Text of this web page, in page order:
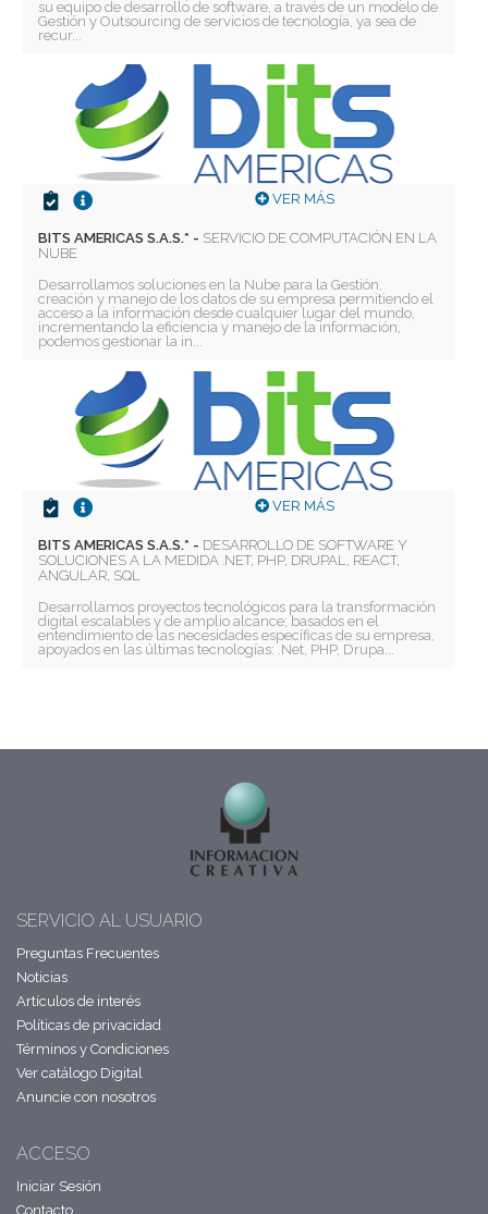
su equipo de desarrollo de software, a través de un modelo de
Gestión y Outsourcing de servicios de tecnología, ya sea de
recur...
VER MÁS
BITS AMERICAS S.A.S.* - SERVICIO DE COMPUTACIÓN EN LA
NUBE
Desarrollamos soluciones en la Nube para la Gestión,
creación y manejo de los datos de su empresa permitiendo el
acceso a la información desde cualquier lugar del mundo,
incrementando la eficiencia y manejo de la información,
podemos gestionar la in...
VER MÁS
BITS AMERICAS S.A.S.* - DESARROLLO DE SOFTWARE Y
SOLUCIONES A LA MEDIDA .NET, PHP, DRUPAL, REACT,
ANGULAR, SQL
Desarrollamos proyectos tecnológicos para la transformación
digital escalables y de amplio alcance; basados en el
entendimiento de las necesidades específicas de su empresa,
apoyados en las últimas tecnologías: .Net, PHP, Drupa...
SERVICIO AL USUARIO
Preguntas Frecuentes
Noticias
Artículos de interés
Políticas de privacidad
Términos y Condiciones
Ver catálogo Digital
Anuncie con nosotros
ACCESO
Iniciar Sesión
Contacto